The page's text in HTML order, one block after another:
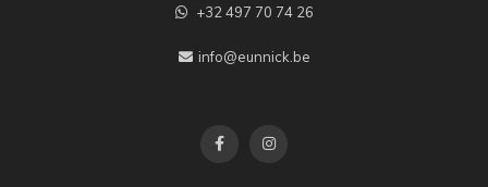
+32 497 70 74 26
info@eunnick.be